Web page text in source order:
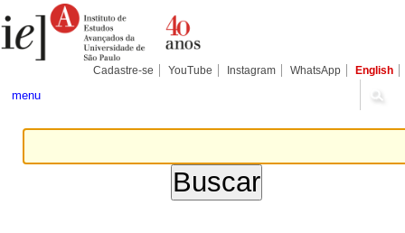
para
conteúdo.
Pessoais
Cadastre-se YouTube Instagram WhatsApp English
menu